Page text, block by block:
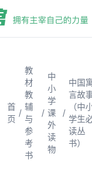
首
页
/
教
材
教
辅
与
参
考
书
/
中
小
学
课
外
读
物
/
中国
言故
（中
学生
读丛
书）